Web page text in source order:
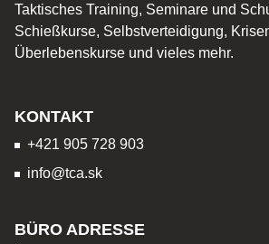
Taktisches Training, Seminare und
Schießkurse, Selbstverteidigung,
Überlebenskurse und vieles mehr.
KONTAKT
+421 905 728 903
info@tca.sk
BÜRO ADRESSE